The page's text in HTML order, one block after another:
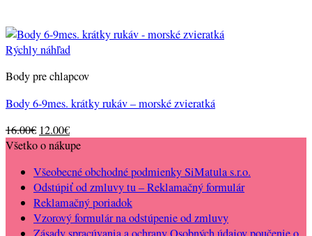
Rýchly náhľad
Body pre chlapcov
Body 6-9mes. krátky rukáv – morské zvieratká
16.00€ Original
price
16.00€.
12.00€Current
price
12.00€.
Všetko o nákupe
Všeobecné obchodné podmienky SiMatula s.r.o.
Odstúpiť od zmluvy tu – Reklamačný formulár
Reklamačný poriadok
Vzorový formulár na odstúpenie od zmluvy